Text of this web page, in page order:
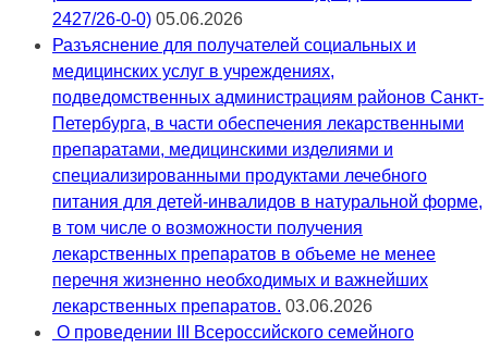
2427/26-0-0) 05.06.2026
Разъяснение для получателей социальных и
медицинских услуг в учреждениях,
подведомственных администрациям районов Санкт-
Петербурга, в части обеспечения лекарственными
препаратами, медицинскими изделиями и
специализированными продуктами лечебного
питания для детей-инвалидов в натуральной форме,
в том числе о возможности получения
лекарственных препаратов в объеме не менее
перечня жизненно необходимых и важнейших
лекарственных препаратов. 03.06.2026
О проведении III Всероссийского семейного